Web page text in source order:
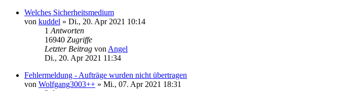
Welches Sicherheitsmedium
von kuddel » Di., 20. Apr 2021 10:14
1 Antworten
16940 Zugriffe
Letzter Beitrag von Angel
Di., 20. Apr 2021 11:34
Fehlermeldung - Aufträge wurden nicht übertragen
von Wolfgang3003++ » Mi., 07. Apr 2021 18:31